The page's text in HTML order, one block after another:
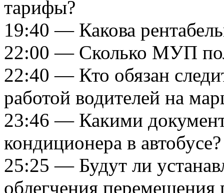
тарифы?
19:40 — Какова
22:00 — Сколько МУП
22:40 — Кто обязан
работой водителей на
23:46 — Какими
кондиционера в автобусе?
25:25 — Будут ли
облегчения